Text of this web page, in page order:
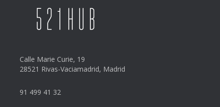
Calle Marie Curie, 19
28521 Rivas-Vaciamadrid, Madrid
91 499 41 32